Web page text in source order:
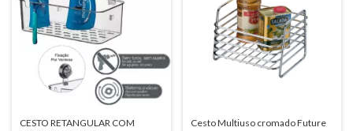
CESTO RETANGULAR COM
Cesto Multiuso cromado Future